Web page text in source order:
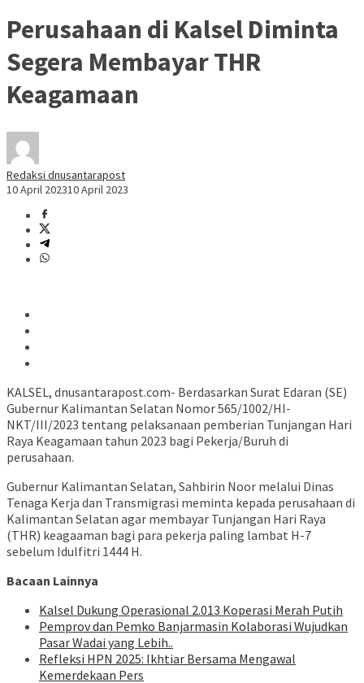
Perusahaan di Kalsel Diminta
Segera Membayar THR
Keagamaan
Redaksi dnusantarapost
10 April 202310 April 2023
KALSEL, dnusantarapost.com- Berdasarkan Surat Edaran (SE)
Gubernur Kalimantan Selatan Nomor 565/1002/HI-
NKT/III/2023 tentang pelaksanaan pemberian Tunjangan Hari
Raya Keagamaan tahun 2023 bagi Pekerja/Buruh di
perusahaan.
Gubernur Kalimantan Selatan, Sahbirin Noor melalui Dinas
Tenaga Kerja dan Transmigrasi meminta kepada perusahaan di
Kalimantan Selatan agar membayar Tunjangan Hari Raya
(THR) keagaaman bagi para pekerja paling lambat H-7
sebelum Idulfitri 1444 H.
Bacaan Lainnya
Kalsel Dukung Operasional 2.013 Koperasi Merah Putih
Pemprov dan Pemko Banjarmasin Kolaborasi Wujudkan
Pasar Wadai yang Lebih..
Refleksi HPN 2025: Ikhtiar Bersama Mengawal
Kemerdekaan Pers